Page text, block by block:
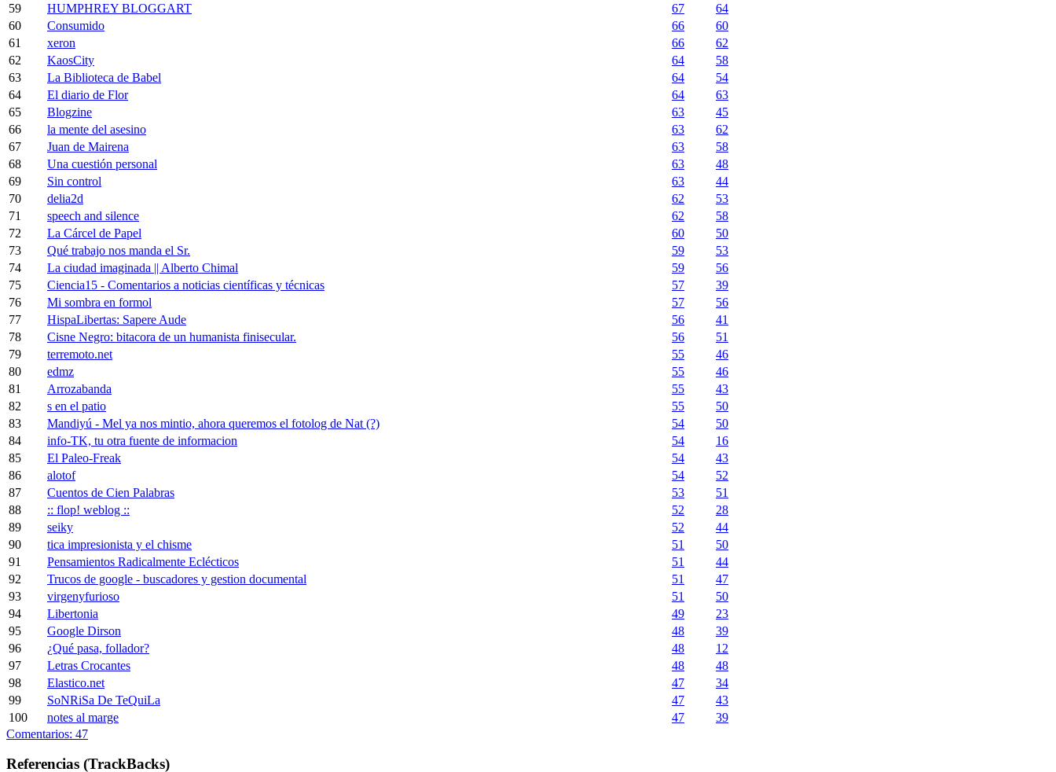
59
HUMPHREY BLOGGART 67
64
60
Consumido 66
60
61
xeron 66
62
62
KaosCity 64
58
63
La Biblioteca de Babel 64
54
64
El diario de Flor 64
63
65
Blogzine 63
45
66
la mente del asesino 63
62
67
Juan de Mairena 63
58
68
Una cuestión personal 63
48
69
Sin control 63
44
70
delia2d 62
53
71
speech and silence 62
58
72
La Cárcel de Papel 60
50
73
Qué trabajo nos manda el Sr. 59
53
74
La ciudad imaginada || Alberto Chimal 59
56
75
Ciencia15 - Comentarios a noticias científicas y técnicas 57
39
76
Mi sombra en formol 57
56
77
HispaLibertas: Sapere Aude 56
41
78
Cisne Negro: bitacora de un humanista finisecular. 56
51
79
terremoto.net 55
46
80
edmz 55
46
81
Arrozabanda 55
43
82
s en el patio 55
50
83
Mandiyú - Mel ya nos mintio, ahora queremos el fotolog de Nat (?) 54
50
84
info-TK, tu otra fuente de informacion 54
16
85
El Paleo-Freak 54
43
86
alotof 54
52
87
Cuentos de Cien Palabras 53
51
88
:: flop! weblog :: 52
28
89
seiky 52
44
90
tica impresionista y el chisme 51
50
91
Pensamientos Radicalmente Eclécticos 51
44
92
Trucos de google - buscadores y gestion documental 51
47
93
virgenyfurioso 51
50
94
Libertonia 49
23
95
Google Dirson 48
39
96
¿Qué pasa, follador? 48
12
97
Letras Crocantes 48
48
98
Elastico.net 47
34
99
SoNRiSa De TeQuiLa 47
43
100
notes al marge 47
39
Comentarios: 47
Referencias (TrackBacks)